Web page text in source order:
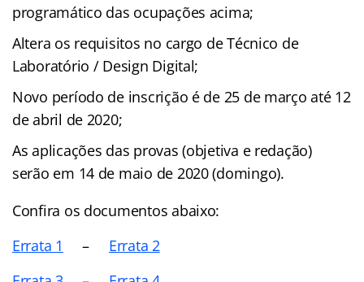
programático das ocupações acima;
Altera os requisitos no cargo de Técnico de
Laboratório / Design Digital;
Novo período de inscrição é de 25 de março até 12
de abril de 2020;
As aplicações das provas (objetiva e redação)
serão em 14 de maio de 2020 (domingo).
Confira os documentos abaixo:
Errata 1
– Errata 2